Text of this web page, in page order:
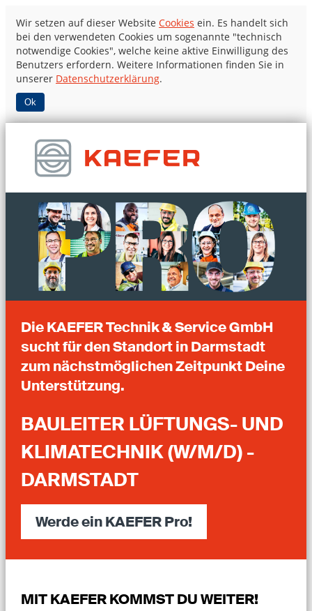
Wir setzen auf dieser Website Cookies ein. Es handelt sich
bei den verwendeten Cookies um sogenannte "technisch
notwendige Cookies", welche keine aktive Einwilligung des
Benutzers erfordern. Weitere Informationen finden Sie in
unserer Datenschutzerklärung.
Ok
Die KAEFER Technik & Service GmbH
sucht für den Standort in Darmstadt
zum nächstmöglichen Zeitpunkt Deine
Unterstützung.
BAULEITER LÜFTUNGS- UND
KLIMATECHNIK (W/M/D) -
DARMSTADT
Werde ein KAEFER Pro!
MIT KAEFER KOMMST DU WEITER!